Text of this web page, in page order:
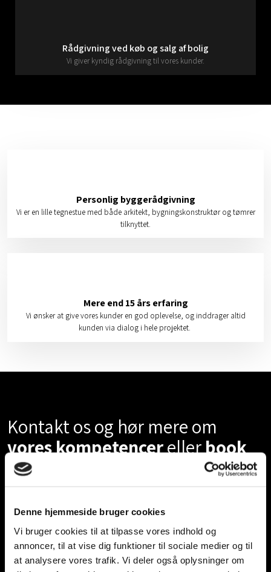
Denne hjemmeside bruger cookies
Vi bruger cookies til at tilpasse vores indhold og
annoncer, til at vise dig funktioner til sociale medier og til
at analysere vores trafik. Vi deler også oplysninger om
Rådgivning ved køb og salg af bolig
Vi giver kyndig rådgivning til vores kunder.
Personlig byggerådgivning
Vi er en lille tegnestue med både arkitekt, bygningskonstruktør og tømrer
tilknyttet.
Mere end 15 års erfaring
Vi ønsker at give vores kunder en god oplevelse, og inddrager altid
kunden via dialog i hele projektet.
Kontakt os og hør mere om
vores kompetencerellerbook
et møde
mere om vores kompetencer, hvis du har nogle spørgsmål,
eller hvis du ønsker at booke et møde med en af vores
arkitekter.